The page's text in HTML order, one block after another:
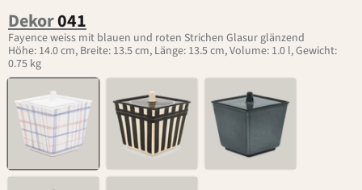
Dekor041
Fayence weiss mit blauen und roten Strichen Glasur glänzend
Höhe: 14.0 cm, Breite: 13.5 cm, Länge: 13.5 cm, Volume: 1.0 l, Gewicht:
0.75 kg